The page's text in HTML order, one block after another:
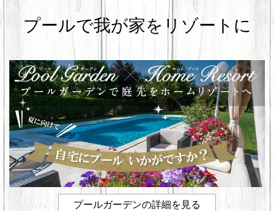
o
プールで我が家をリゾートに
プールガーデンの詳細を見る